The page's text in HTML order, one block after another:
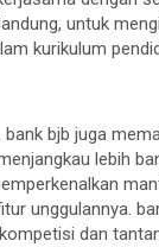
untuk
kurikulum
bank bjb juga
lebih
unggulannya.
dan